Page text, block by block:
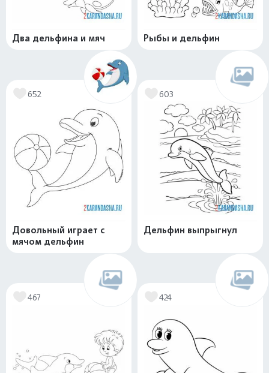
Два дельфина и мяч Рыбы и дельфин
652
Довольный играет с
мячом дельфин
603
Дельфин выпрыгнул
467 424